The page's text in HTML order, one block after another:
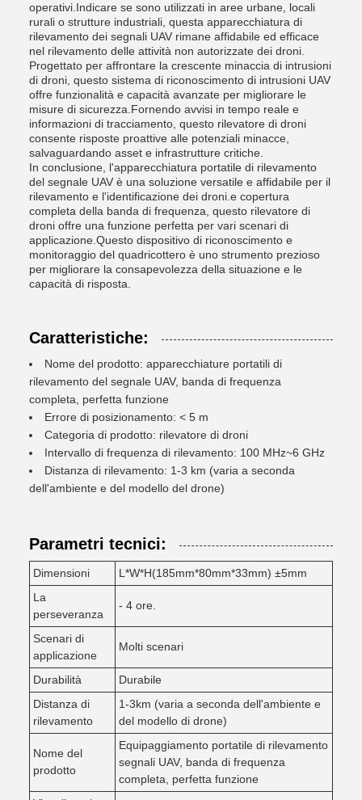
operativi.Indicare se sono utilizzati in aree urbane, locali
rurali o strutture industriali, questa apparecchiatura di
rilevamento dei segnali UAV rimane affidabile ed efficace
nel rilevamento delle attività non autorizzate dei droni.
Progettato per affrontare la crescente minaccia di intrusioni
di droni, questo sistema di riconoscimento di intrusioni UAV
offre funzionalità e capacità avanzate per migliorare le
misure di sicurezza.Fornendo avvisi in tempo reale e
informazioni di tracciamento, questo rilevatore di droni
consente risposte proattive alle potenziali minacce,
salvaguardando asset e infrastrutture critiche.
In conclusione, l'apparecchiatura portatile di rilevamento
del segnale UAV è una soluzione versatile e affidabile per il
rilevamento e l'identificazione dei droni.e copertura
completa della banda di frequenza, questo rilevatore di
droni offre una funzione perfetta per vari scenari di
applicazione.Questo dispositivo di riconoscimento e
monitoraggio del quadricottero è uno strumento prezioso
per migliorare la consapevolezza della situazione e le
capacità di risposta.
Caratteristiche:
Nome del prodotto: apparecchiature portatili di
rilevamento del segnale UAV, banda di frequenza
completa, perfetta funzione
Errore di posizionamento: < 5 m
Categoria di prodotto: rilevatore di droni
Intervallo di frequenza di rilevamento: 100 MHz~6 GHz
Distanza di rilevamento: 1-3 km (varia a seconda
dell'ambiente e del modello del drone)
Parametri tecnici:
Dimensioni
L*W*H(185mm*80mm*33mm) ±5mm
La
perseveranza
- 4 ore.
Scenari di
applicazione
Molti scenari
Durabilità
Durabile
Distanza di
rilevamento
1-3km (varia a seconda dell'ambiente e
del modello di drone)
Nome del
prodotto
Equipaggiamento portatile di rilevamento
segnali UAV, banda di frequenza
completa, perfetta funzione